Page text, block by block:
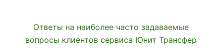
Ответы на наиболее часто задаваемые
вопросы клиентов сервиса Юнит Трансфер